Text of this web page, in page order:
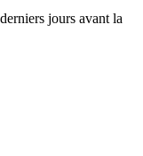
jours avant la